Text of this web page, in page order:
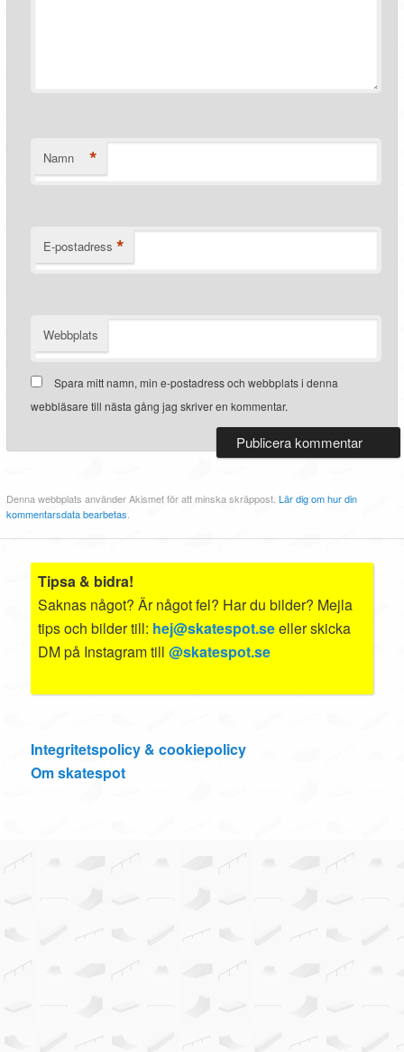
Namn *
E-postadress *
Webbplats
Spara mitt namn, min e-postadress och webbplats i denna
webbläsare till nästa gång jag skriver en kommentar.
Denna webbplats använder Akismet för att minska skräppost.Lär dig om hur din
kommentarsdata bearbetas
Tipsa & bidra!
Saknas något? Är något fel? Har du bilder? Mejla
tips och bilder till: hej@skatespot.seeller skicka
DM på Instagram till@skatespot.se
Integritetspolicy & cookiepolicy
Om skatespot